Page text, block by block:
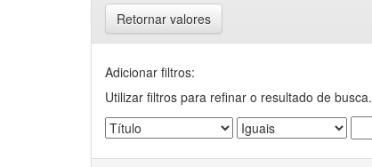
Retornar valores
Adicionar filtros:
Utilizar filtros para refinar o resultado de busca.